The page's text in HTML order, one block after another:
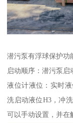
潜污泵有浮球保护功
启动顺序：潜污泵启
液位计液位：实时
洗启动液位H3，冲
可以手动设置，并在